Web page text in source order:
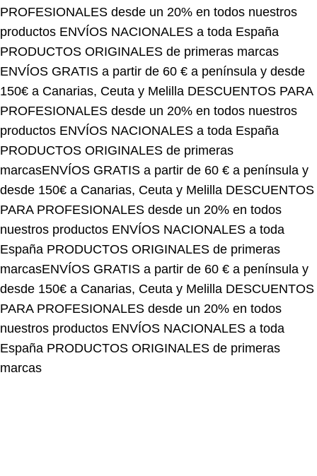
productosENVÍOS NACIONALES a toda España
PRODUCTOS ORIGINALES de primeras marcas
ENVÍOS GRATIS a partir de 60 € a península y desde
150€ a Canarias, Ceuta y MelillaDESCUENTOS PARA
PROFESIONALES desde un 20% en todos nuestros
productosENVÍOS NACIONALES a toda España
PRODUCTOS ORIGINALES de primeras
marcasENVÍOS GRATIS a partir de 60 € a península y
desde 150€ a Canarias, Ceuta y Melilla DESCUENTOS
PARA PROFESIONALES desde un 20% en todos
nuestros productosENVÍOS NACIONALES a toda
EspañaPRODUCTOS ORIGINALES de primeras
marcasENVÍOS GRATIS a partir de 60 € a península y
desde 150€ a Canarias, Ceuta y Melilla DESCUENTOS
PARA PROFESIONALES desde un 20% en todos
nuestros productosENVÍOS NACIONALES a toda
EspañaPRODUCTOS ORIGINALES de primeras
marcas